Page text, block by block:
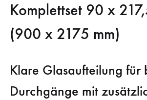
Komplettset 90 x
(900 x 2175 mm)
Klare Glasaufteilung für
Durchgänge mit